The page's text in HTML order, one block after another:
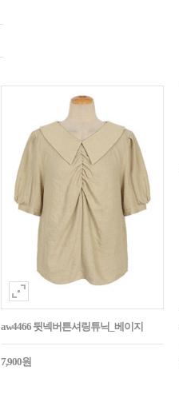
aw4466 뒷넥버튼셔링튜닉_베이지
7,900원